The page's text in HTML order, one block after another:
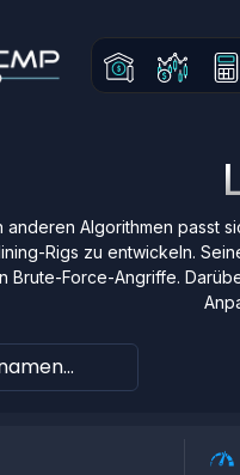
anderen Algorithmen passt
Rigs zu entwickeln.
Force-Angriffe.